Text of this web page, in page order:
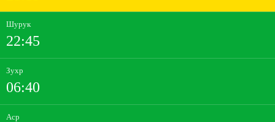
Шурук
22:45
Зухр
06:40
Аср